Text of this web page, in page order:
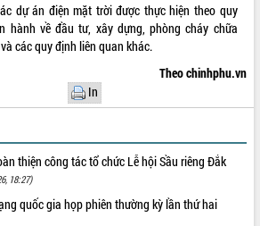
dự án điện mặt trời được thực hiện theo quy
hành về đầu tư, xây dựng, phòng cháy chữa
các quy định liên quan khác.
Theo chinhphu.vn
In
thiện công tác tổ chức Lễ hội Sầu riêng Đắk
18:27)
quốc gia họp phiên thường kỳ lần thứ hai